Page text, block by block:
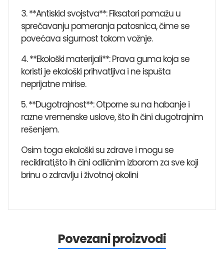
3. **Antiskid svojstva**: Fiksatori pomažu u
sprečavanju pomeranja patosnica, čime se
povećava sigurnost tokom vožnje.
4. **Ekološki materijali**: Prava guma koja se
koristi je ekološki prihvatljiva i ne ispušta
neprijatne mirise.
5. **Dugotrajnost**: Otporne su na habanje i
razne vremenske uslove, što ih čini dugotrajnim
rešenjem.
Osim toga ekološki su zdrave i mogu se
reciklirati,što ih čini odličnim izborom za sve koji
brinu o zdravlju i životnoj okolini
Povezani proizvodi